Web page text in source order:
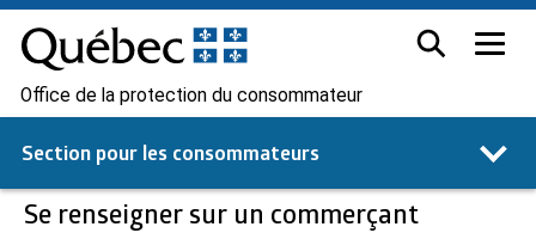
Office de la protection du consommateur
Section pour les consommateurs
Se renseigner sur un commerçant